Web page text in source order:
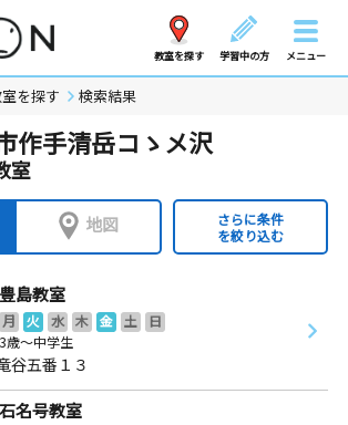
教室を探す 学習中の方 メニュー
を探す 検索結果
作手清岳コゝメ沢
室
地図
さらに条件
を絞り込む
豊島教室
月 火 水 木 金 土
日
3歳～中学生
谷五番１３
石名号教室